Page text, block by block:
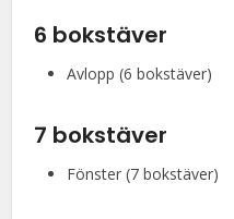
6 bokstäver
Avlopp (6 bokstäver)
7 bokstäver
Fönster (7 bokstäver)